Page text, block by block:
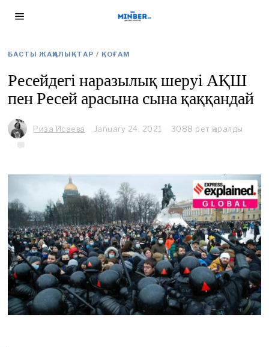
БАСТЫ ЖАҢАЛЫҚТАР / ҚОҒАМ
Ресейдегі наразылық шеруі АҚШ
пен Ресей арасына сына қаққандай
Риза Исаева January 24, 2021
a
r
y
1
,
2
0
2
1
3088 рет қаралды